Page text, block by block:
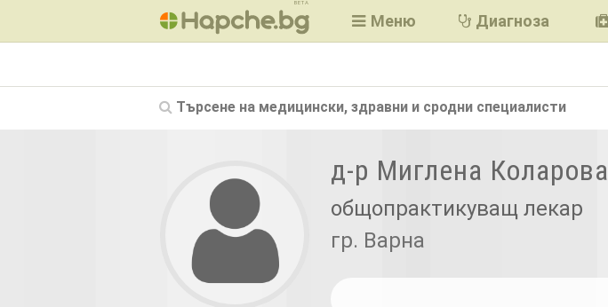
BETA
Меню Диагноза
Търсене на медицински, здравни и сродни специалисти
д-р Миглена Коларова
общопрактикуващ лекар
гр. Варна